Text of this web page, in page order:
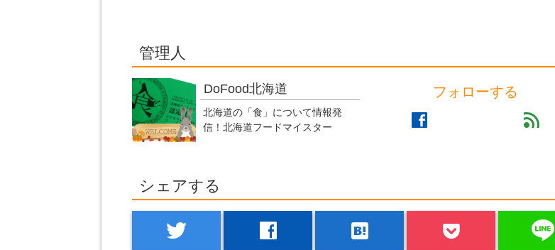
管理人
DoFood北海道
北海道の「食」について情報発
信！北海道フードマイスター
フォローする
facebook feed
シェアする
twitter facebook hatenabookmark line